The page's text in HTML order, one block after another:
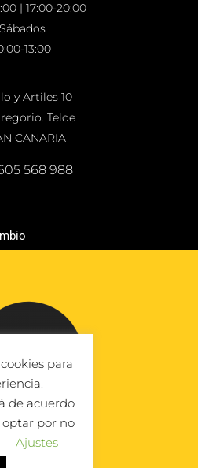
| 17:00-20:00
Sábados
13:00
y Artiles 10
Telde
CANARIA
568 988
para
de acuerdo
por no
Ajustes